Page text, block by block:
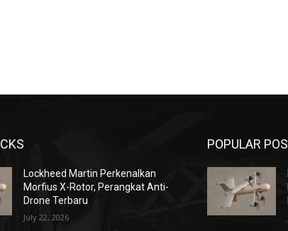
Lockheed Martin Perkenalkan
Morfius X-Rotor, Perangkat Anti-
Drone Terbaru
July 22, 2026
POPULAR